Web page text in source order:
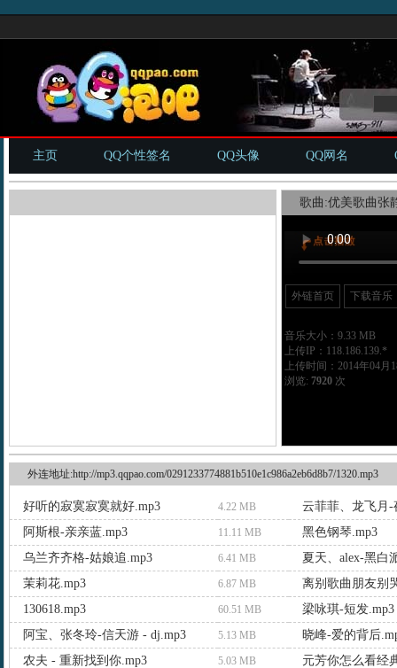
主页 QQ个性签名 QQ头像 QQ网名
歌曲:优美歌曲张
外链首页 下载音乐
音乐大小：9.33 MB
上传IP：118.186.139.*
上传时间：2014年04月
浏览: 7920次
外连地址:http://mp3.qqpao.com/0291233774881b510e1c986a2eb6d8b7/1320.mp3
好听的寂寞寂寞就好.mp3 4.22 MB
云菲菲、龙飞月-
阿斯根-亲亲蓝.mp3
11.11 MB
黑色钢琴.mp3
乌兰齐齐格-姑娘追.mp3
6.41 MB
夏天、alex-黑白
茉莉花.mp3
6.87 MB
离别歌曲朋友别
130618.mp3
60.51 MB
梁咏琪-短发.mp3
阿宝、张冬玲-信天游 - dj.mp3
5.13 MB
晓峰-爱的背后
农夫 - 重新找到你.mp3
5.03 MB
元芳你怎么看经